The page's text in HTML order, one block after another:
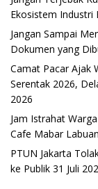
Ekosistem Industri
Jangan Sampai
Dokumen yang
Camat Pacar Ajak
Serentak 2026,
2026
Jam Istrahat
Cafe Mabar
PTUN Jakarta
ke Publik 31 Juli